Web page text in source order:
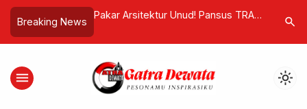
Breaking News
Berkelas,
Jalani Pemulihan
Pakar Arsitektur Unud! Pansus TRAP
Wajib Eksekusi Temuan Tata Ruang
Bali
Gadis
search
menu light_mode